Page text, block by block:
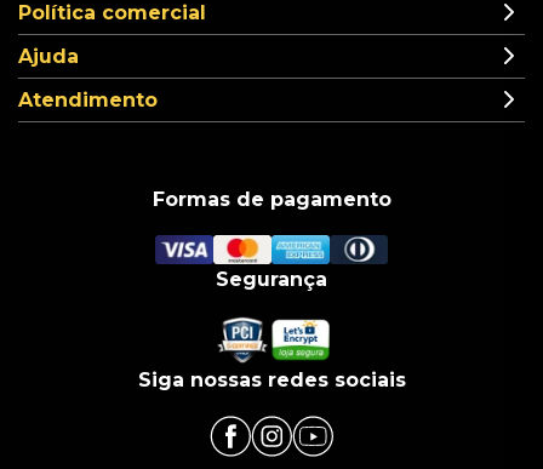
Política comercial
Ajuda
Atendimento
Formas de pagamento
Segurança
Siga nossas redes sociais